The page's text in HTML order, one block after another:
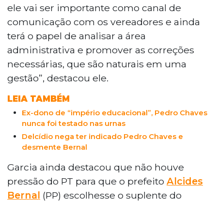
ele vai ser importante como canal de
comunicação com os vereadores e ainda
terá o papel de analisar a área
administrativa e promover as correções
necessárias, que são naturais em uma
gestão”, destacou ele.
LEIA TAMBÉM
Ex-dono de “império educacional”, Pedro Chaves
nunca foi testado nas urnas
Delcídio nega ter indicado Pedro Chaves e
desmente Bernal
Garcia ainda destacou que não houve
pressão do PT para que o prefeito Alcides
Bernal (PP) escolhesse o suplente do